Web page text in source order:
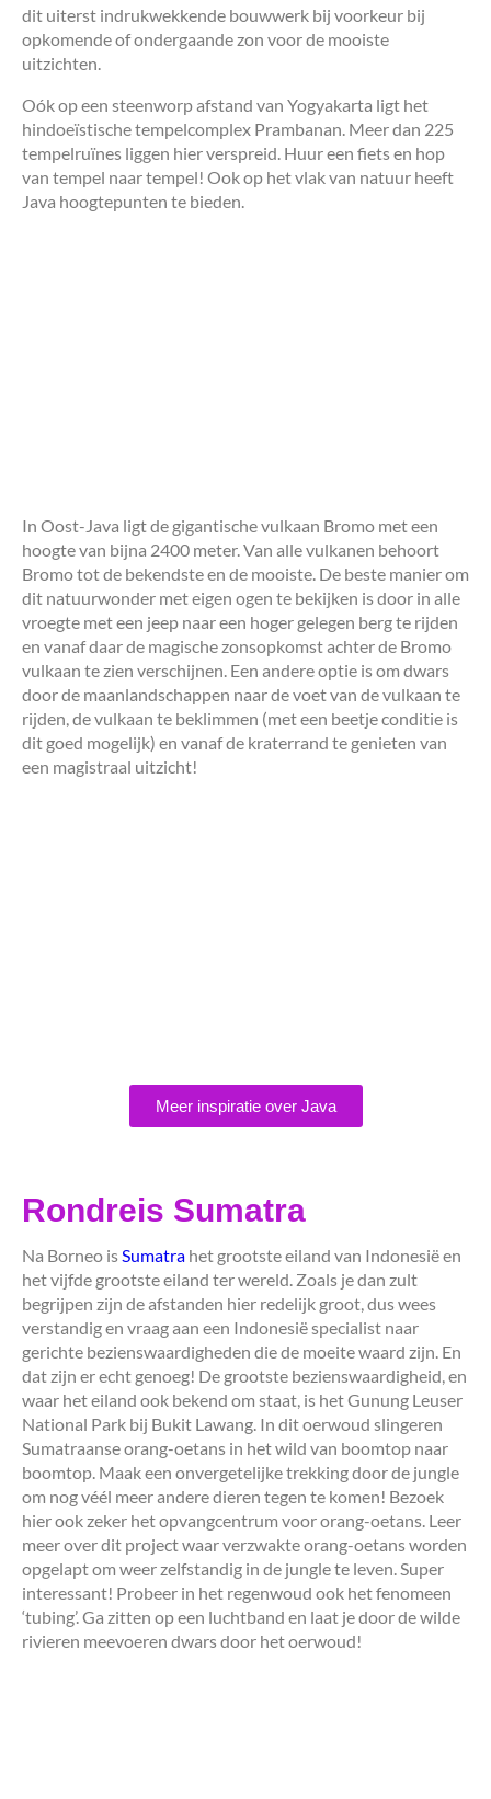
dit uiterst indrukwekkende bouwwerk bij voorkeur bij
opkomende of ondergaande zon voor de mooiste
uitzichten.
Oók op een steenworp afstand van Yogyakarta ligt het
hindoeïstische tempelcomplex Prambanan. Meer dan 225
tempelruïnes liggen hier verspreid. Huur een fiets en hop
van tempel naar tempel! Ook op het vlak van natuur heeft
Java hoogtepunten te bieden.
In Oost-Java ligt de gigantische vulkaan Bromo met een
hoogte van bijna 2400 meter. Van alle vulkanen behoort
Bromo tot de bekendste en de mooiste. De beste manier om
dit natuurwonder met eigen ogen te bekijken is door in alle
vroegte met een jeep naar een hoger gelegen berg te rijden
en vanaf daar de magische zonsopkomst achter de Bromo
vulkaan te zien verschijnen. Een andere optie is om dwars
door de maanlandschappen naar de voet van de vulkaan te
rijden, de vulkaan te beklimmen (met een beetje conditie is
dit goed mogelijk) en vanaf de kraterrand te genieten van
een magistraal uitzicht!
Meer inspiratie over Java
Rondreis Sumatra
Na Borneo isSumatra het grootste eiland van Indonesië en
het vijfde grootste eiland ter wereld. Zoals je dan zult
begrijpen zijn de afstanden hier redelijk groot, dus wees
verstandig en vraag aan een Indonesië specialist naar
gerichte bezienswaardigheden die de moeite waard zijn. En
dat zijn er echt genoeg! De grootste bezienswaardigheid, en
waar het eiland ook bekend om staat, is het Gunung Leuser
National Park bij Bukit Lawang. In dit oerwoud slingeren
Sumatraanse orang-oetans in het wild van boomtop naar
boomtop. Maak een onvergetelijke trekking door de jungle
om nog véél meer andere dieren tegen te komen! Bezoek
hier ook zeker het opvangcentrum voor orang-oetans. Leer
meer over dit project waar verzwakte orang-oetans worden
opgelapt om weer zelfstandig in de jungle te leven. Super
interessant! Probeer in het regenwoud ook het fenomeen
‘tubing’. Ga zitten op een luchtband en laat je door de wilde
rivieren meevoeren dwars door het oerwoud!